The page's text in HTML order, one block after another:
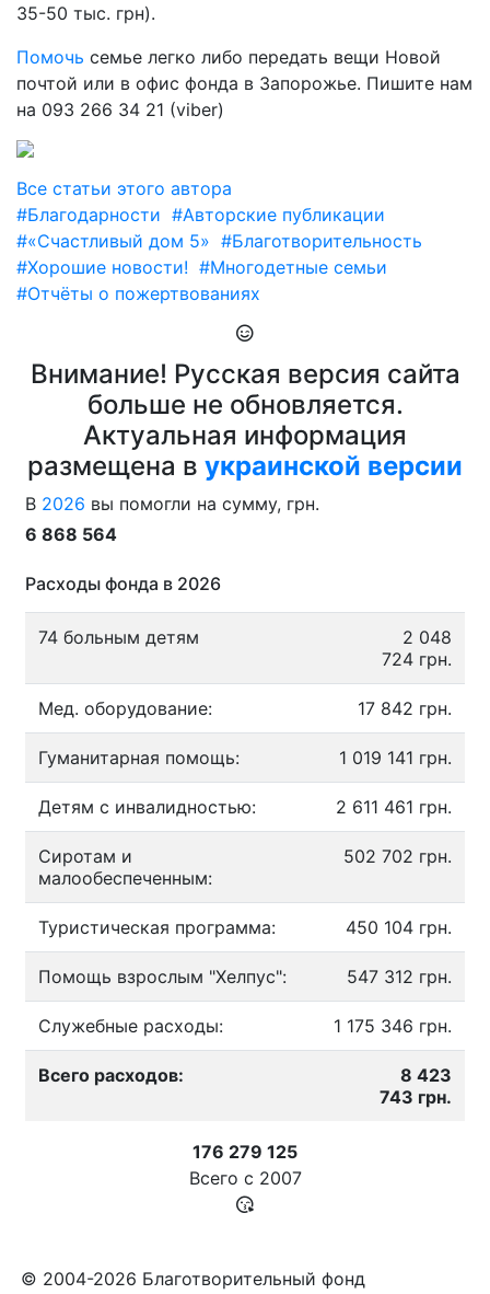
35-50 тыс. грн).
Помочь семье легко либо передать вещи Новой
почтой или в офис фонда в Запорожье. Пишите нам
на 093 266 34 21 (viber)
Все статьи этого автора
#Благодарности #Авторские публикации
#«Счастливый дом 5» #Благотворительность
#Хорошие новости! #Многодетные семьи
#Отчёты о пожертвованиях
Внимание! Русская версия сайта
больше не обновляется.
Актуальная информация
размещена в украинской версии
В 2026 вы помогли на сумму, грн.
6 868 564
Расходы фонда в 2026
74 больным детям
2 048
724 грн.
Мед. оборудование: 17 842 грн.
Гуманитарная помощь: 1 019 141 грн.
Детям с инвалидностью: 2 611 461 грн.
Сиротам и
малообеспеченным:
502 702 грн.
Туристическая программа: 450 104 грн.
Помощь взрослым "Хелпус": 547 312 грн.
Служебные расходы: 1 175 346 грн.
Всего расходов:
8 423
743 грн.
176 279 125
Всего с 2007
© 2004-2026 Благотворительный фонд